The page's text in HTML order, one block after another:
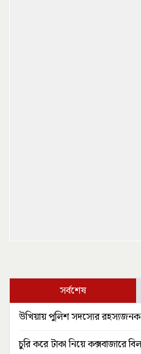
সর্বশেষ
উখিয়ায় পুলিশ সদস্যের
চুরি করে টাকা নিয়ে কক্সবাজারে